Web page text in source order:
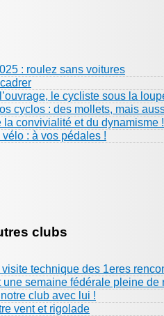
: roulez sans voitures
le cycliste sous la
cyclos : des mollets, mais
convivialité et du dynamisme !
: à vos pédales !
clubs
technique des 1eres
semaine fédérale pleine de
club avec lui !
vent et rigolade